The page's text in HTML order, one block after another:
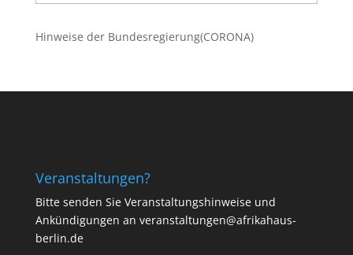
Beiträge
Hinweise der Bundesregierung(CORONA)
Veranstaltungen?
Bitte senden Sie Veranstaltungshinweise und
Ankündigungen an veranstaltungen@afrikahaus-
berlin.de